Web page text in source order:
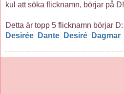
kul att söka flicknamn, börjar på D!
Detta är topp 5 flicknamn börjar D:
Desirée
Dante Desiré Dagmar